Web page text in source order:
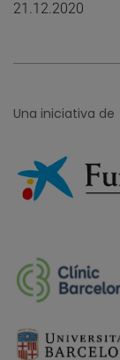
21.12.2020
Una iniciativa de